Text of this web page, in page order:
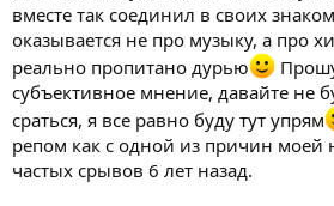
вместе так соединил в своих
оказывается не про музыку, а про
реально пропитано дурью
субъективное мнение, давайте не
сраться, я все равно буду тут упрям
репом как с одной из причин моей
частых срывов 6 лет назад.